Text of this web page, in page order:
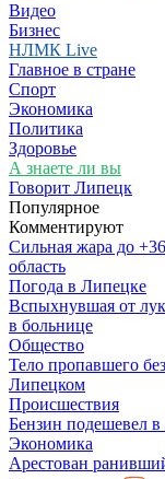
Видео
Бизнес
НЛМК Live
Главное в стране
Спорт
Экономика
Политика
Здоровье
А знаете ли вы
Говорит Липецк
Популярное
Комментируют
Сильная жара до
область
Погода в Липецке
Вспыхнувшая от
в больнице
Общество
Тело пропавшего
Липецком
Происшествия
Бензин подешевел
Экономика
Арестован